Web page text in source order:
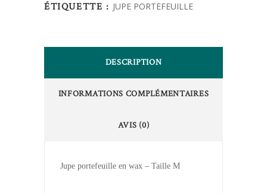
ÉTIQUETTE : JUPE PORTEFEUILLE
DESCRIPTION
INFORMATIONS COMPLÉMENTAIRES
AVIS (0)
Jupe portefeuille en wax – Taille M